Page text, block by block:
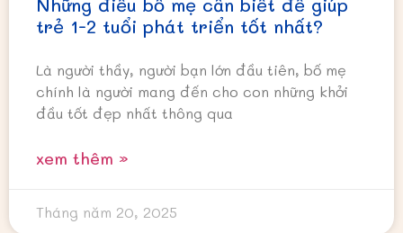
Những điều bố mẹ cần biết để giúp
trẻ 1-2 tuổi phát triển tốt nhất?
Là người thầy, người bạn lớn đầu tiên, bố mẹ
chính là người mang đến cho con những khởi
đầu tốt đẹp nhất thông qua
xem thêm »
Tháng năm 20, 2025